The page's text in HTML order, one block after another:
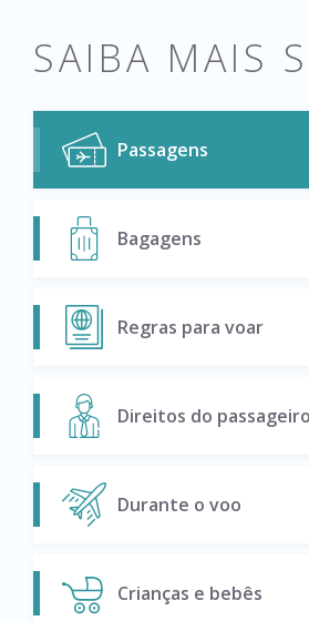
SAIBA MAIS
Passagens
Bagagens
Regras para voar
Direitos do passageiro
Durante o voo
Crianças e bebês